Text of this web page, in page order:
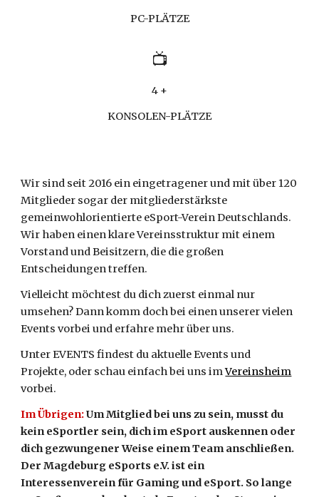
PC-PLÄTZE
📺
4 +
KONSOLEN-PLÄTZE
Wir sind seit 2016 ein eingetragener und mit über 120
Mitglieder sogar der mitgliederstärkste
gemeinwohlorientierte eSport-Verein Deutschlands.
Wir haben einen klare Vereinsstruktur mit einem
Vorstand und Beisitzern, die die großen
Entscheidungen treffen.
Vielleicht möchtest du dich zuerst einmal nur
umsehen? Dann komm doch bei einen unserer vielen
Events vorbei und erfahre mehr über uns.
Unter EVENTS findest du aktuelle Events und
Projekte, oder schau einfach bei uns imVereinsheim
vorbei.
Im Übrigen:Um Mitglied bei uns zu sein, musst du
kein eSportler sein, dich im eSport auskennen oder
dich gezwungener Weise einem Team anschließen.
Der Magdeburg eSports e.V. ist ein
Interessenverein für Gaming und eSport. So lange